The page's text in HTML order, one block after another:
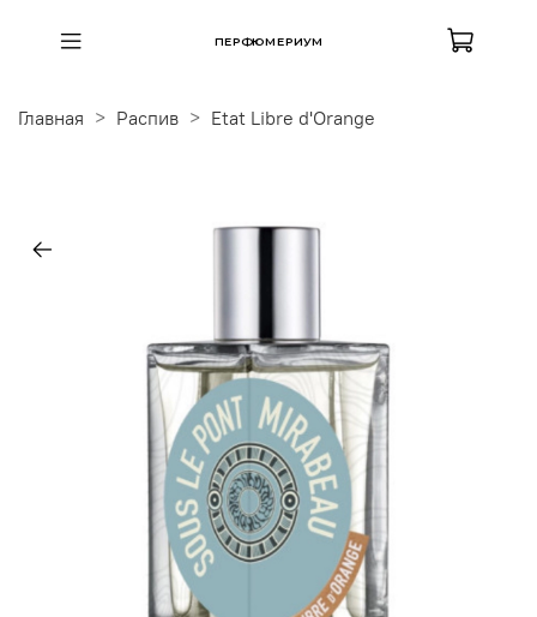
ПЕРФЮМЕРИУМ
Главная Распив Etat Libre d'Orange